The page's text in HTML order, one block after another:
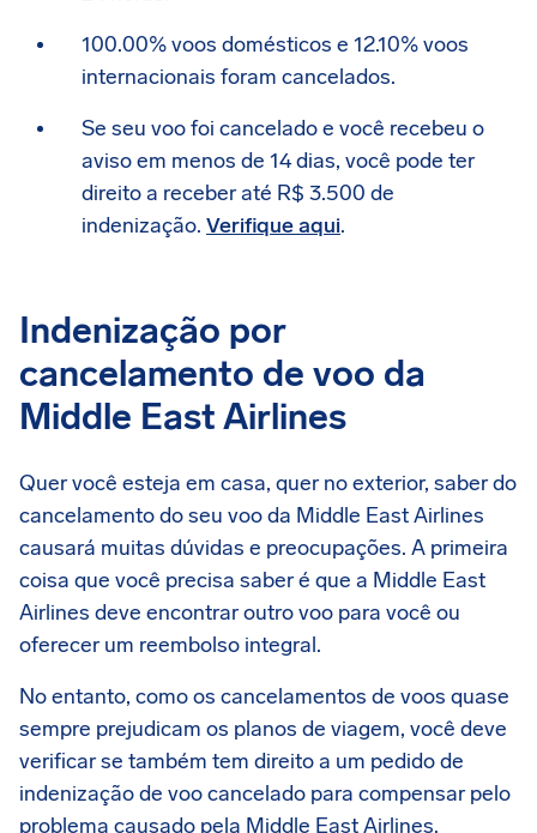
100.00% voos domésticos e 12.10% voos
internacionais foram cancelados.
Se seu voo foi cancelado e você recebeu o
aviso em menos de 14 dias, você pode ter
direito a receber até R$ 3.500 de
indenização. Verifique aqui.
Indenização por
cancelamento de voo da
Middle East Airlines
Quer você esteja em casa, quer no exterior, saber do
cancelamento do seu voo da Middle East Airlines
causará muitas dúvidas e preocupações. A primeira
coisa que você precisa saber é que a Middle East
Airlines deve encontrar outro voo para você ou
oferecer um reembolso integral.
No entanto, como os cancelamentos de voos quase
sempre prejudicam os planos de viagem, você deve
verificar se também tem direito a um pedido de
indenização de voo cancelado para compensar pelo
problema causado pela Middle East Airlines.